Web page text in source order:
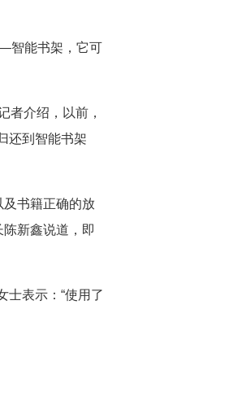
智能书架，它可
者介绍，以前，
还到智能书架
书籍正确的放
新鑫说道，即
表示：“使用了